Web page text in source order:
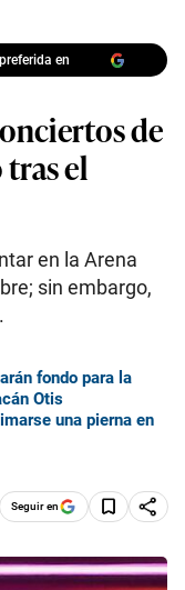
en
de
el
en la Arena
sin embargo,
fondo para la
Otis
una pierna en
Seguir en